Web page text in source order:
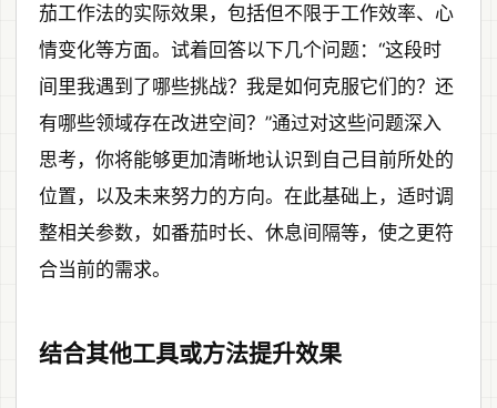
茄工作法的实际效果，包括但不限于工作效率、心
情变化等方面。试着回答以下几个问题：“这段时
间里我遇到了哪些挑战？我是如何克服它们的？还
有哪些领域存在改进空间？”通过对这些问题深入
思考，你将能够更加清晰地认识到自己目前所处的
位置，以及未来努力的方向。在此基础上，适时调
整相关参数，如番茄时长、休息间隔等，使之更符
合当前的需求。
结合其他工具或方法提升效果